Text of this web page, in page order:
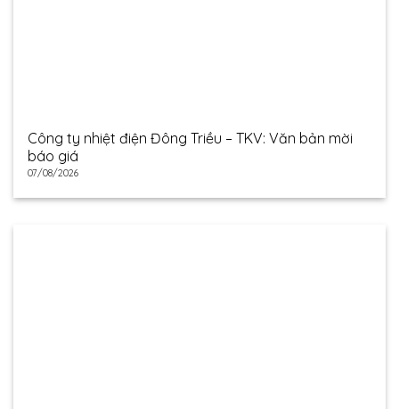
Công ty nhiệt điện Đông Triều – TKV: Văn bản mời
báo giá
07/08/2026